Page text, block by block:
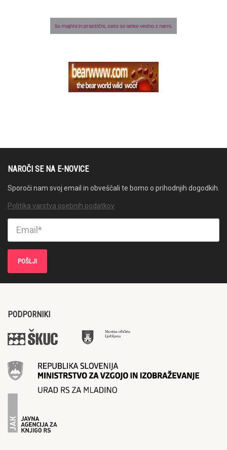
NAROČI SE NA E-NOVICE
Sporoči nam svoj email in obveščali te bomo o prihodnjih dogodkih.
Politika varstva osebnih podatkov
PODPORNIKI